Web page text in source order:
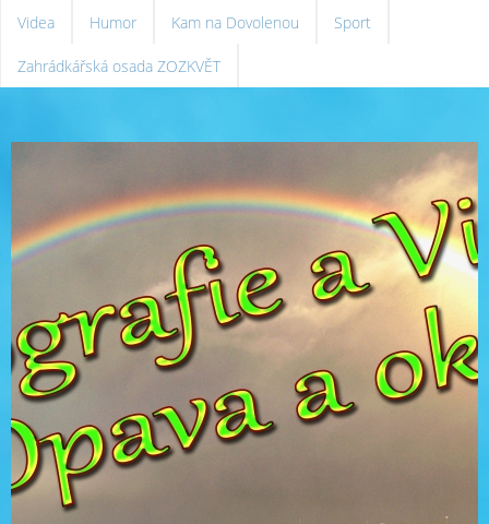
Videa Humor Kam na Dovolenou Sport
Zahrádkářská osada ZOZKVĚT